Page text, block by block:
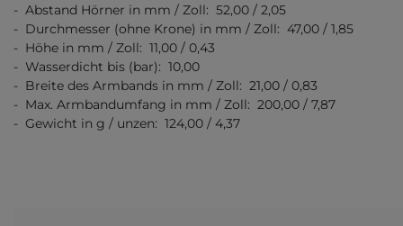
- Abstand Hörner in mm / Zoll: 52,00 / 2,05
- Durchmesser (ohne Krone) in mm / Zoll: 47,00 / 1,85
- Höhe in mm / Zoll: 11,00 / 0,43
- Wasserdicht bis (bar): 10,00
- Breite des Armbands in mm / Zoll: 21,00 / 0,83
- Max. Armbandumfang in mm / Zoll: 200,00 / 7,87
- Gewicht in g / unzen: 124,00 / 4,37